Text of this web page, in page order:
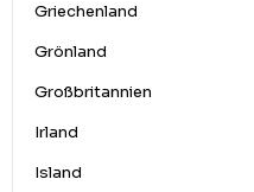
Griechenland
Grönland
Großbritannien
Irland
Island